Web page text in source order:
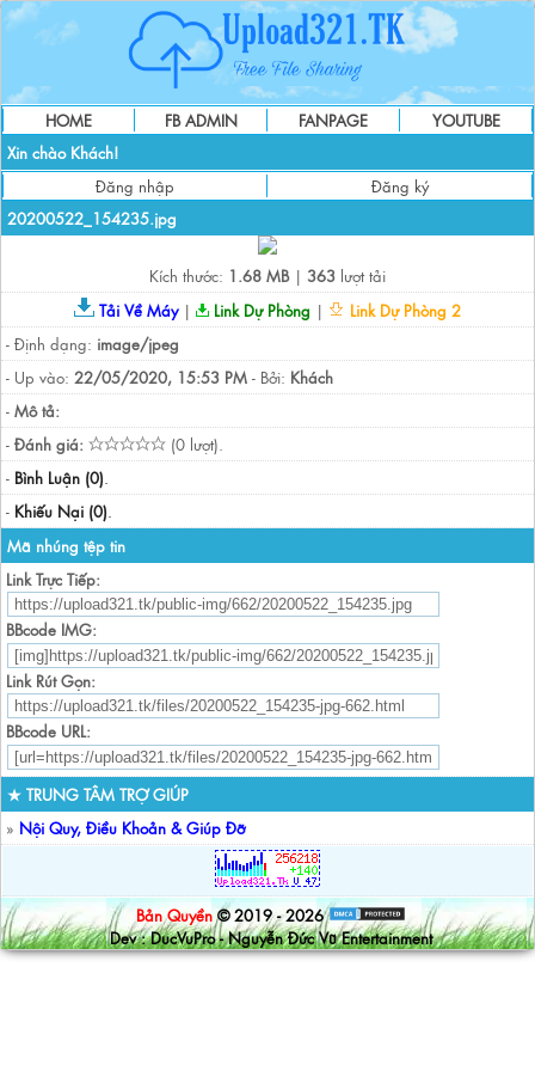
HOME FB ADMIN FANPAGE
YOUTUBE
Xin chào Khách!
Đăng nhập
Đăng ký
20200522_154235.jpg
Kích thước: 1.68 MB| 363 lượt tải
Tải Về Máy| Link Dự Phòng |
Link Dự Phòng 2
- Định dạng: image/jpeg
- Up vào: 22/05/2020, 15:53 PM - Bởi: Khách
- Mô tả:
- Đánh giá:
(0 lượt).
- Bình Luận (0).
- Khiếu Nại (0).
Mã nhúng tệp tin
Link Trực Tiếp:
BBcode IMG:
Link Rút Gọn:
BBcode URL:
★ TRUNG TÂM TRỢ GIÚP
» Nội Quy, Điều Khoản & Giúp Đỡ
Bản Quyền © 2019 - 2026
Dev : DucVuPro - Nguyễn Đức Vũ Entertainment